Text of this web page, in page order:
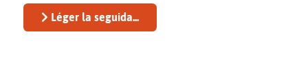
Léger la seguida...